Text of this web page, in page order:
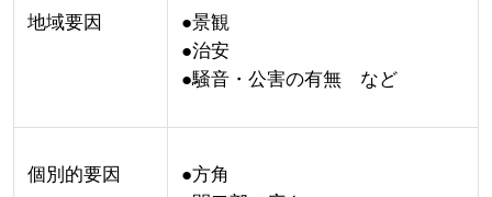
地域要因
●景観
●治安
●騒音・公害の有無 など
個別的要因
●方角